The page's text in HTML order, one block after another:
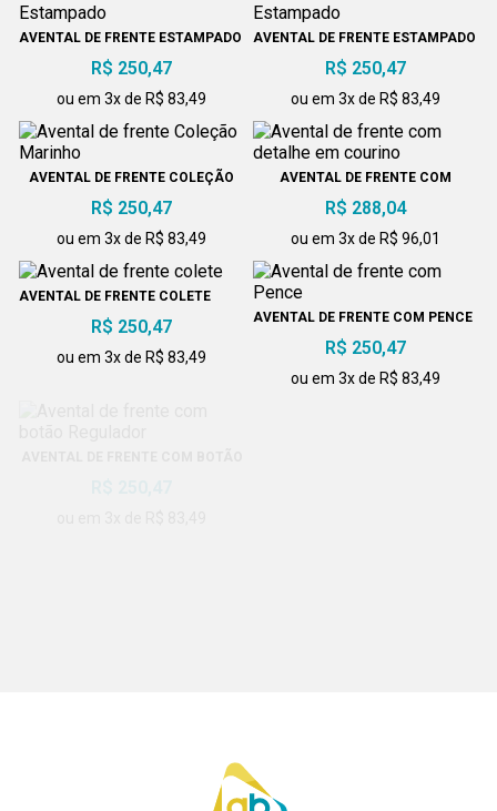
AVENTAL DE FRENTE ESTAMPADO
R$ 250,47
ou em 3x de R$ 83,49
AVENTAL DE FRENTE ESTAMPADO
R$ 250,47
ou em 3x de R$ 83,49
AVENTAL DE FRENTE COLEÇÃO
MARINHO
R$ 250,47
ou em 3x de R$ 83,49
AVENTAL DE FRENTE COM
DETALHE EM COURINO
R$ 288,04
ou em 3x de R$ 96,01
AVENTAL DE FRENTE COLETE
R$ 250,47
ou em 3x de R$ 83,49
AVENTAL DE FRENTE COM PENCE
R$ 250,47
ou em 3x de R$ 83,49